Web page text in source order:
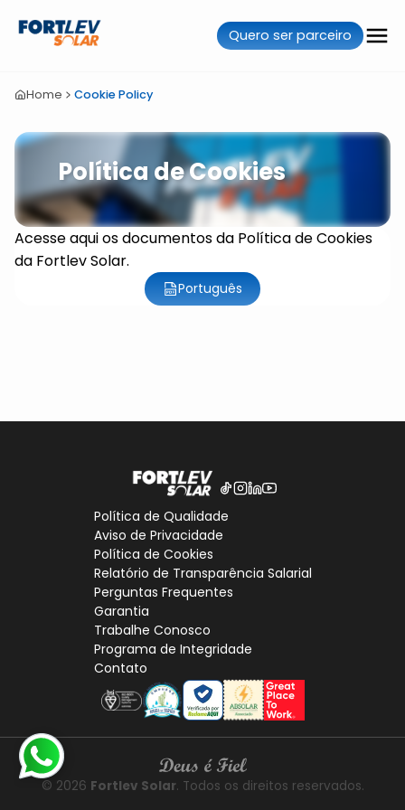
Quero ser parceiro
Home Cookie Policy
Política de Cookies
Acesse aqui os documentos da Política de Cookies
da Fortlev Solar.
Português
Política de Qualidade
Aviso de Privacidade
Política de Cookies
Relatório de Transparência Salarial
Perguntas Frequentes
Garantia
Trabalhe Conosco
Programa de Integridade
Contato
© 2026 Fortlev Solar. Todos os direitos reservados.